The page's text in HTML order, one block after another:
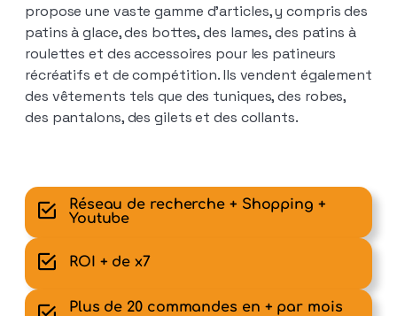
propose une vaste gamme d’articles, y compris des
patins à glace, des bottes, des lames, des patins à
roulettes et des accessoires pour les patineurs
récréatifs et de compétition. Ils vendent également
des vêtements tels que des tuniques, des robes,
des pantalons, des gilets et des collants.
Réseau de recherche + Shopping +
Youtube
ROI + de x7
Plus de 20 commandes en + par mois